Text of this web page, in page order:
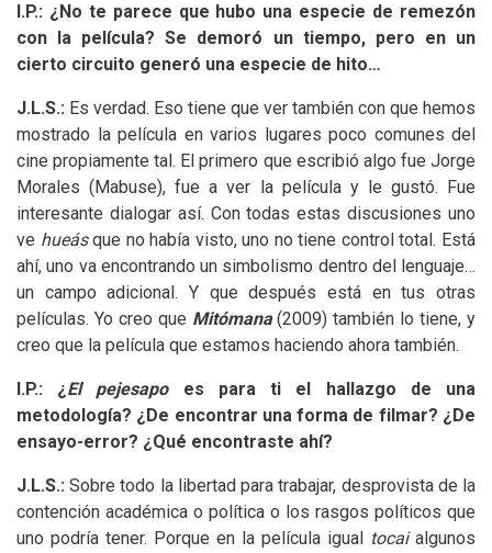
I.P.: ¿No te parece que hubo una especie de remezón
con la película? Se demoró un tiempo, pero en un
cierto circuito generó una especie de hito…
J.L.S.: Es verdad. Eso tiene que ver también con que hemos
mostrado la película en varios lugares poco comunes del
cine propiamente tal. El primero que escribió algo fue Jorge
Morales (Mabuse), fue a ver la película y le gustó. Fue
interesante dialogar así. Con todas estas discusiones uno
ve hueásque no había visto, uno no tiene control total. Está
ahí, uno va encontrando un simbolismo dentro del lenguaje…
un campo adicional. Y que después está en tus otras
películas. Yo creo que Mitómana(2009) también lo tiene, y
creo que la película que estamos haciendo ahora también.
I.P.: ¿El pejesapoes para ti el hallazgo de una
metodología? ¿De encontrar una forma de filmar? ¿De
ensayo-error? ¿Qué encontraste ahí?
J.L.S.: Sobre todo la libertad para trabajar, desprovista de la
contención académica o política o los rasgos políticos que
uno podría tener. Porque en la película igual tocaialgunos